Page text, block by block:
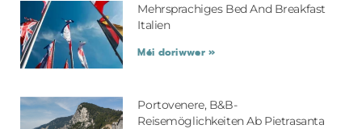
Mehrsprachiges Bed And Breakfast
Italien
Méi doriwwer »
Portovenere, B&B-
Reisemöglichkeiten Ab Pietrasanta